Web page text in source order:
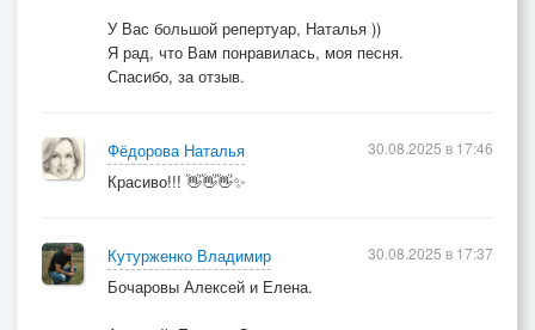
У Вас большой репертуар, Наталья ))
Я рад, что Вам понравилась, моя песня.
Спасибо, за отзыв.
Фёдорова Наталья
Красиво!!! 👋👋👋✨
30.08.2025 в 17:46
Кутурженко Владимир
Бочаровы Алексей и Елена.
30.08.2025 в 17:37